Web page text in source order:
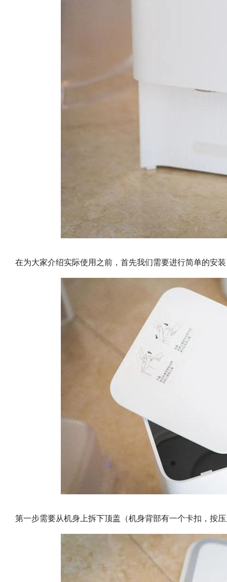
在为大家介绍实际使用之前，首先我们需要进行简单的安
第一步需要从机身上拆下顶盖（机身背部有一个卡扣，按